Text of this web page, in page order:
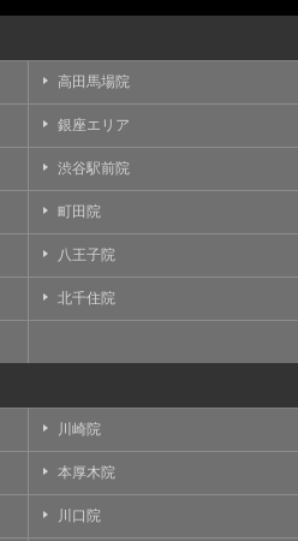
高田馬場院
銀座エリア
渋谷駅前院
町田院
八王子院
北千住院
川崎院
本厚木院
川口院